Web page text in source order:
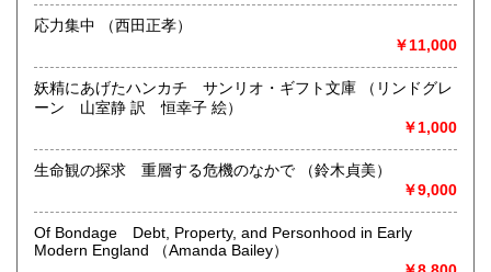
応力集中 （西田正孝）
￥11,000
妖精にあげたハンカチ サンリオ・ギフト文庫 （リンドグレ
ーン 山室静 訳 恒幸子 絵）
￥1,000
生命観の探求 重層する危機のなかで （鈴木貞美）
￥9,000
Of Bondage Debt, Property, and Personhood in Early
Modern England （Amanda Bailey）